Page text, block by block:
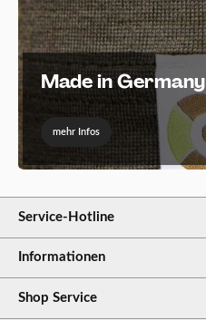
Made in Germany
mehr Infos
Service-Hotline
Informationen
Shop Service